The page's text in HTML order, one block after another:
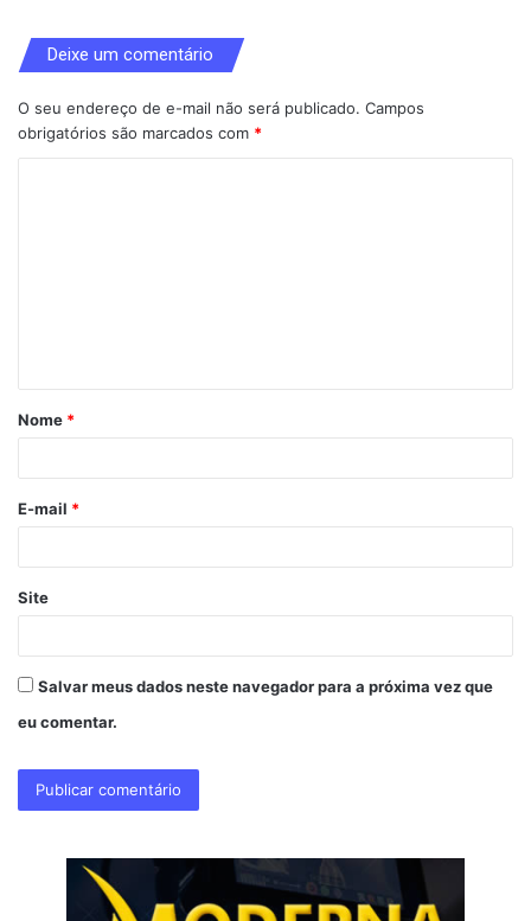
Deixe um comentário
O seu endereço de e-mail não será publicado. Campos
obrigatórios são marcados com *
á
r
*
Nome *
E-mail *
Site
Salvar meus dados neste navegador para a próxima vez que
eu comentar.